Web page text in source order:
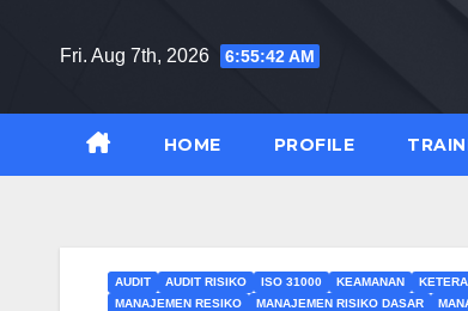
Fri. Aug 7th, 2026 6:55:43 AM
HOME PROFILE
AUDIT AUDIT RISIKO ISO 31000 KEAMANAN
MANAJEMEN RESIKO
MANAJEMEN RISIKO DASAR